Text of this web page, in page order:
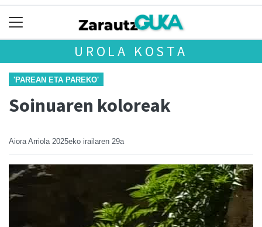
UROLA KOSTA
'PAREAN ETA PAREKO'
Soinuaren koloreak
Aiora Arriola 2025eko irailaren 29a